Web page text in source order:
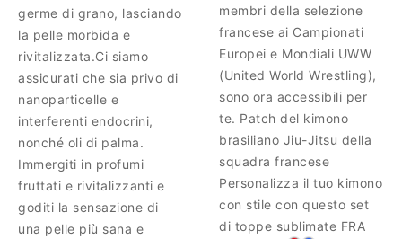
germe di grano, lasciando
la pelle morbida e
rivitalizzata.Ci siamo
assicurati che sia privo di
nanoparticelle e
interferenti endocrini,
nonché oli di palma.
Immergiti in profumi
fruttati e rivitalizzanti e
goditi la sensazione di
una pelle più sana e
membri della selezione
francese ai Campionati
Europei e Mondiali UWW
(United World Wrestling),
sono ora accessibili per
te. Patch del kimono
brasiliano Jiu-Jitsu della
squadra francese
Personalizza il tuo kimono
con stile con questo set
di toppe sublimate FRA